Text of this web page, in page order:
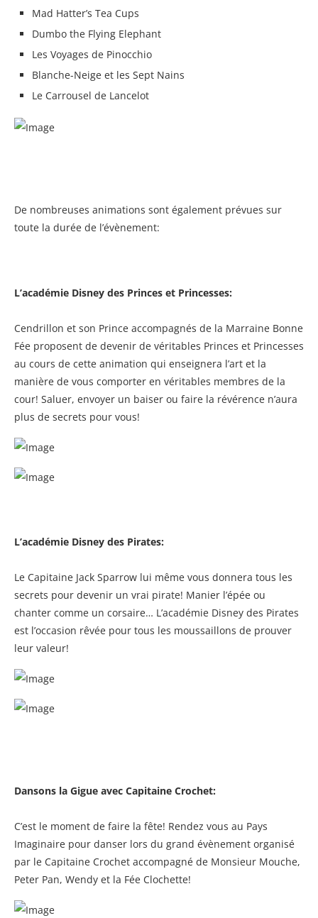
Mad Hatter’s Tea Cups
Dumbo the Flying Elephant
Les Voyages de Pinocchio
Blanche-Neige et les Sept Nains
Le Carrousel de Lancelot
De nombreuses animations sont également prévues sur
toute la durée de l’évènement:
L’académie Disney des Princes et Princesses:
Cendrillon et son Prince accompagnés de la Marraine Bonne
Fée proposent de devenir de véritables Princes et Princesses
au cours de cette animation qui enseignera l’art et la
manière de vous comporter en véritables membres de la
cour! Saluer, envoyer un baiser ou faire la révérence n’aura
plus de secrets pour vous!
L’académie Disney des Pirates:
Le Capitaine Jack Sparrow lui même vous donnera tous les
secrets pour devenir un vrai pirate! Manier l’épée ou
chanter comme un corsaire… L’académie Disney des Pirates
est l’occasion rêvée pour tous les moussaillons de prouver
leur valeur!
Dansons la Gigue avec Capitaine Crochet:
C’est le moment de faire la fête! Rendez vous au Pays
Imaginaire pour danser lors du grand évènement organisé
par le Capitaine Crochet accompagné de Monsieur Mouche,
Peter Pan, Wendy et la Fée Clochette!